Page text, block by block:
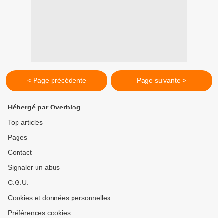
< Page précédente Page suivante >
Hébergé par Overblog
Top articles
Pages
Contact
Signaler un abus
C.G.U.
Cookies et données personnelles
Préférences cookies